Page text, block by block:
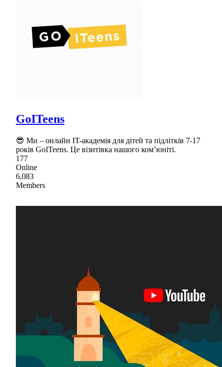
GoITeens
😎 Ми – онлайн IT-академія для дітей та підлітків 7-17
років GoITeens. Це візитівка нашого комʼюніті.
177
Online
6,083
Members